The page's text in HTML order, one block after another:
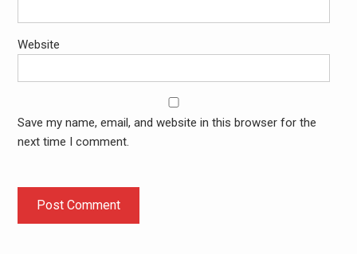
Website
Save my name, email, and website in this browser for the
next time I comment.